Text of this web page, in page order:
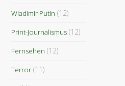
Wladimir Putin (12)
Print-Journalismus(12)
Fernsehen (12)
Terror(11)